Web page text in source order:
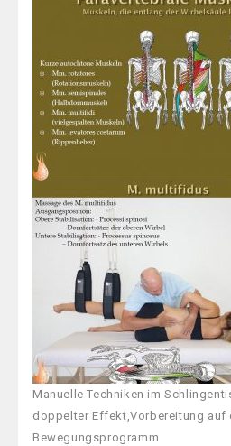
Manuelle Techniken im
doppelter Effekt,Vorbereitung auf
Bewegungsprogramm